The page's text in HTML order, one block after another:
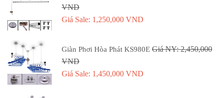
VND
Giá Sale: 1,250,000 VND
Giàn Phơi Hòa Phát KS980E Giá NY: 2,450,000
VND
Giá Sale: 1,450,000 VND